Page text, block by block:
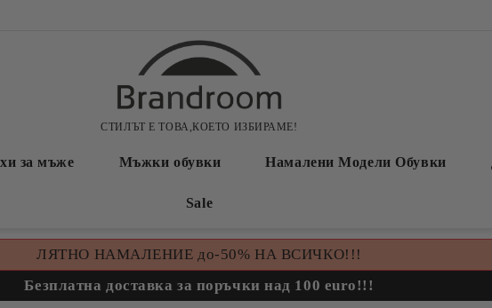
СТИЛЪТ Е ТОВА,КОЕТО ИЗБИРАМЕ!
за мъже Мъжки обувки Намалени Модели Обувки
Sale
ЛЯТНО НАМАЛЕНИЕ до-50% НА ВСИЧКО!!!
Безплатна доставка за поръчки над 100 euro!!!